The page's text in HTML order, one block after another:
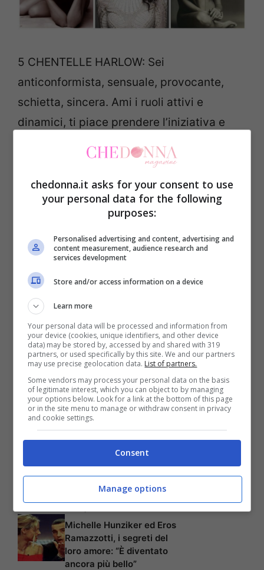
5 CHENTELLE HARLOW: Sei
anticonformista, sensuale, provocante,
schietta, sincera. Ami i ruoli attivi e
dinamici, ti piace prendere l’iniziativa e
affascinare, conquistare, anche con un
solo sguardo. In un uomo cerchi
virilità,carisma, passione..per te il sesso è
Pagine:1 2 3 4 5 6 7
Articoli recenti
Capelli
Capelli che si spezzano:
Lifestyle
Beauty case delle
vacanze: come
organizzarlo in 5 step
Galletti, la settimana corta
è realtà: 34 ore con la
stessa paga
Michelle Hunziker ed Eros
Ramazzotti, i segreti del
loro amore: “È diventato
ancora più bello”
chedonna.it asks for your consent to use
your personal data for the following
purposes:
Personalised advertising and content, advertising and
content measurement, audience research and
services development
Store and/or access information on a device
Learn more
Your personal data will be processed and information from
your device (cookies, unique identifiers, and other device
data) may be stored by, accessed by and shared with 319
partners, or used specifically by this site. We and our partners
may use precise geolocation data. List of partners.
Some vendors may process your personal data on the basis
of legitimate interest, which you can object to by managing
your options below. Look for a link at the bottom of this page
or in the site menu to manage or withdraw consent in privacy
and cookie settings.
Consent
Manage options